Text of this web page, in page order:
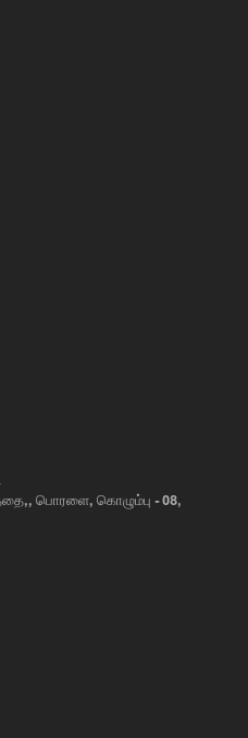
பொரளை, கொழும்பு - 08,